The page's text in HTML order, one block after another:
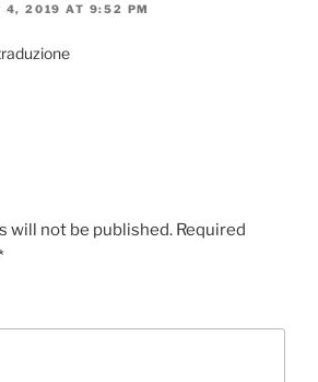
4, 2019 AT 9:52 PM
will not be published. Required